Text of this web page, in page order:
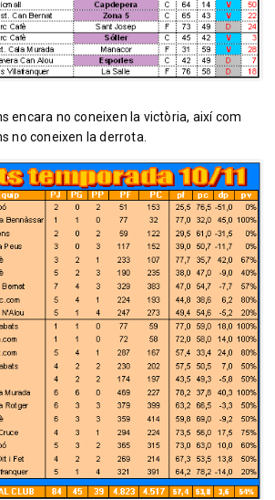
encara no coneixen la victòria, així com
no coneixen la derrota.